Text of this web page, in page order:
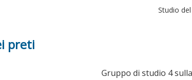
Studio
preti
Gruppo di studio 4